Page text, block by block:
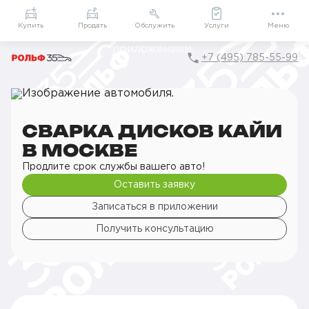
Приложение
Мой РОЛЬФ
Подарки внутри
+7 (495) 785-55-99
Главная
РОЛЬФ Сервис
Сервис KAIYI
Шиномонтаж
Ремонт дисков
Сварка дисков
СВАРКА ДИСКОВ КАЙИ
В МОСКВЕ
Продлите срок службы вашего авто!
Оставить заявку
Записаться в приложении
Получить консультацию
Купить Продать Обслужить Услуги Меню